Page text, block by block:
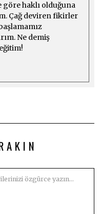
haklı olduğuna
Çağ deviren fikirler
Ne demiş